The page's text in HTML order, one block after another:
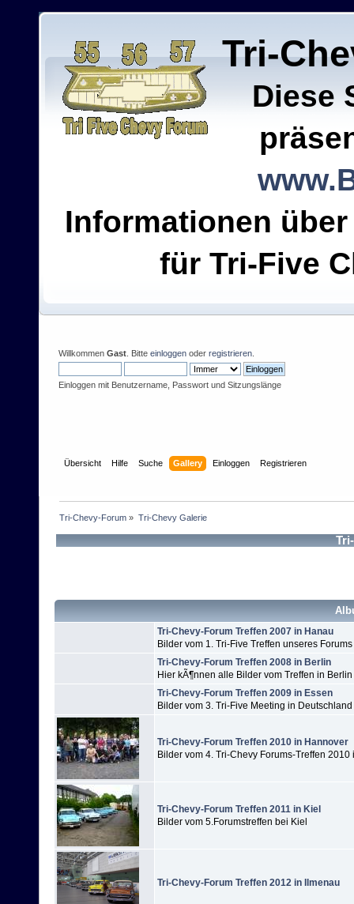
Tri-
Diese
Informationen
für Tri-Five
Willkommen Gast . Bitte einloggen oder registrieren
Einloggen mit Benutzername, Passwort und Sitzungslänge
Übersicht Hilfe Suche Gallery Einloggen Registrieren
Tri-Chevy-Forum » Tri-Chevy Galerie
Tri-Chevy-Forum Treffen 2007 in Hanau
Bilder vom 1. Tri-Five Treffen unseres Forums
Tri-Chevy-Forum Treffen 2008 in Berlin
Hier kÃ¶nnen alle Bilder vom Treffen in
Tri-Chevy-Forum Treffen 2009 in Essen
Bilder vom 3. Tri-Five Meeting in Deutschland
Tri-Chevy-Forum Treffen 2010 in Hannover
Bilder vom 4. Tri-Chevy Forums-Treffen 2010
Tri-Chevy-Forum Treffen 2011 in Kiel
Bilder vom 5.Forumstreffen bei Kiel
Tri-Chevy-Forum Treffen 2012 in Ilmenau